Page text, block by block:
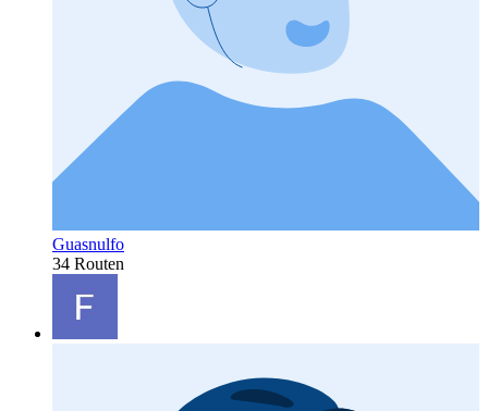
Guasnulfo
34 Routen